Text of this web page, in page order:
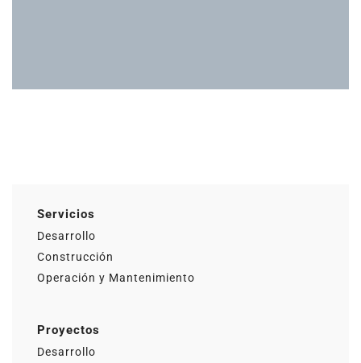
Servicios
Desarrollo
Construcción
Operación y Mantenimiento
Proyectos
Desarrollo